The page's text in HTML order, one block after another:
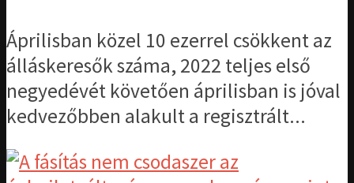
Áprilisban közel 10 ezerrel csökkent az
álláskeresők száma, 2022 teljes első
negyedévét követően áprilisban is jóval
kedvezőbben alakult a regisztrált...